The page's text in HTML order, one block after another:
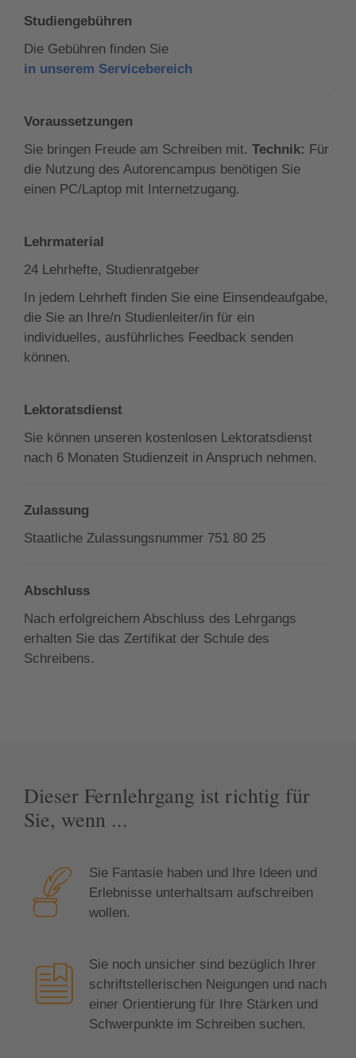
Studiengebühren
Die Gebühren finden Sie
in unserem Servicebereich
Voraussetzungen
Sie bringen Freude am Schreiben mit. Technik: Für
die Nutzung des Autorencampus benötigen Sie
einen PC/Laptop mit Internetzugang.
Lehrmaterial
24 Lehrhefte, Studienratgeber
In jedem Lehrheft finden Sie eine Einsendeaufgabe,
die Sie an Ihre/n Studienleiter/in für ein
individuelles, ausführliches Feedback senden
können.
Lektoratsdienst
Sie können unseren kostenlosen Lektoratsdienst
nach 6 Monaten Studienzeit in Anspruch nehmen.
Zulassung
Staatliche Zulassungsnummer 751 80 25
Abschluss
Nach erfolgreichem Abschluss des Lehrgangs
erhalten Sie das Zertifikat der Schule des
Schreibens.
Dieser Fernlehrgang ist richtig für
Sie, wenn ...
Sie Fantasie haben und Ihre Ideen und
Erlebnisse unterhaltsam aufschreiben
wollen.
Sie noch unsicher sind bezüglich Ihrer
schriftstellerischen Neigungen und nach
einer Orientierung für Ihre Stärken und
Schwerpunkte im Schreiben suchen.